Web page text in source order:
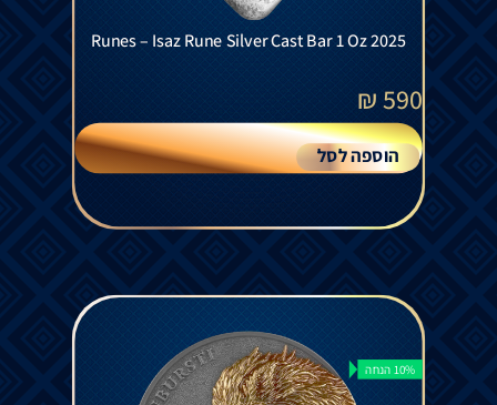
Runes – Isaz Rune Silver Cast Bar 1 Oz 2025
590
₪
הוספה לסל
10% הנחה